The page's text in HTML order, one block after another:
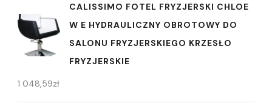
CALISSIMO FOTEL FRYZJERSKI CHLOE
W E HYDRAULICZNY OBROTOWY DO
SALONU FRYZJERSKIEGO KRZESŁO
FRYZJERSKIE
1 048,59zł